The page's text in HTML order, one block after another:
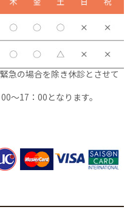
急の場合を除き休診とさせて
17：00となります。